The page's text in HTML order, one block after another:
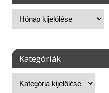
Kategóriák